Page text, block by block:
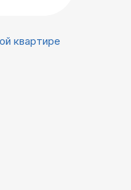
квартире